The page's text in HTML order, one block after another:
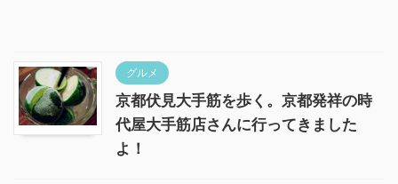
グルメ
京都伏見大手筋を歩く。京都発祥の時
代屋大手筋店さんに行ってきました
よ！